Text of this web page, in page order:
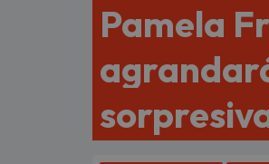
Pamela